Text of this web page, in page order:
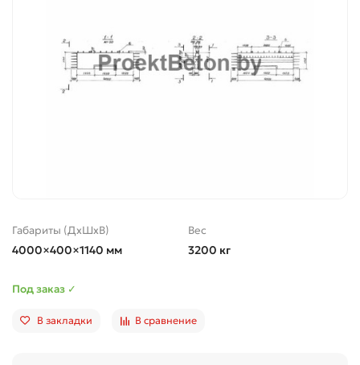
Габариты (ДхШхВ)
4000×400×1140 мм
Вес
3200 кг
Под заказ ✓
В закладки В сравнение